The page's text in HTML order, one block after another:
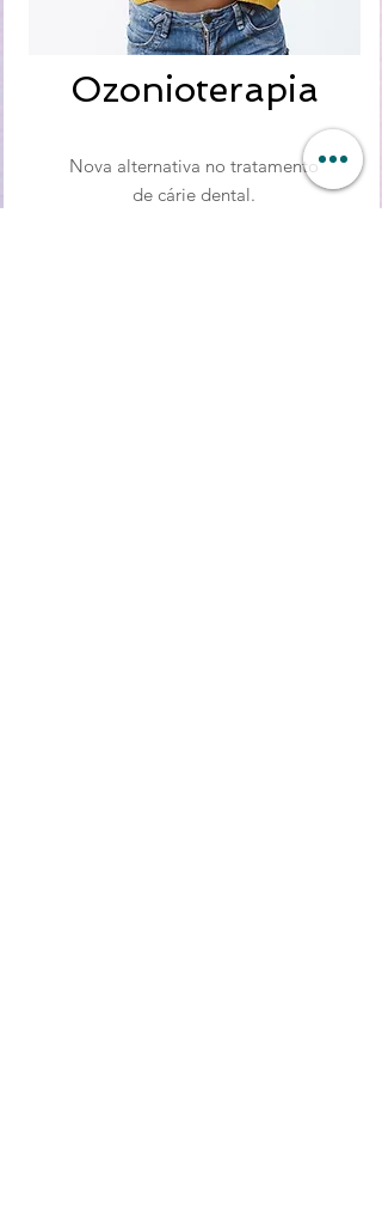
Ozonioterapia
Nova alternativa no tratamento
de cárie dental.